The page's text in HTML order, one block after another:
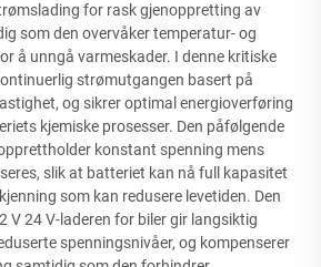
for rask gjenoppretting av
som den overvåker temperatur- og
å unngå varmeskader. I denne kritiske
strømutgangen basert på
og sikrer optimal energioverføring
kjemiske prosesser. Den påfølgende
konstant spenning mens
slik at batteriet kan nå full kapasitet
som kan redusere levetiden. Den
V 24 V-laderen for biler gir langsiktig
spenningsnivåer, og kompenserer